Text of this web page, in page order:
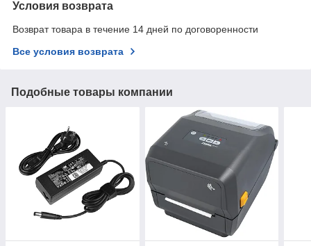
Условия возврата
Возврат товара в течение 14 дней по договоренности
Все условия возврата
Подобные товары компании